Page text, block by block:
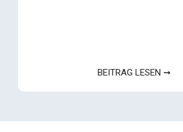
BEITRAG LESEN ➞